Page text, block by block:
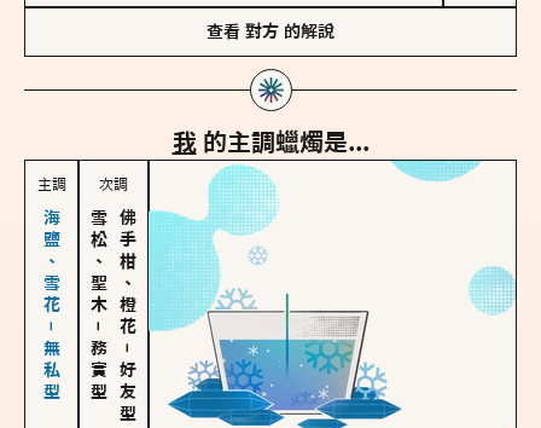
查看 對方 的解說
我 的主調蠟燭是...
主調
海鹽、雪花－無私型
次調
雪松、聖木
－
務實型
佛手柑、橙花
－
好友型